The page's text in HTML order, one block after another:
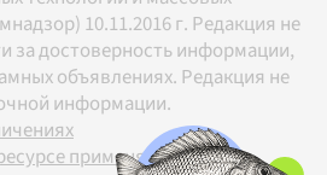
10.11.2016 г. Редакция не
за достоверность информации,
объявлениях. Редакция не
информации.
применяются